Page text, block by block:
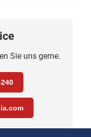
Sie uns gerne.